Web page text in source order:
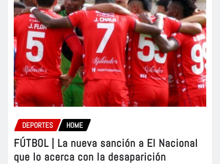
DEPORTES HOME
FÚTBOL | La nueva sanción a El Nacional
que lo acerca con la desaparición